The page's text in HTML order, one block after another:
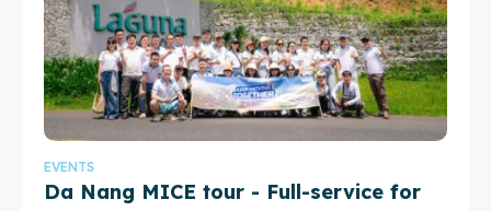
EVENTS
Da Nang MICE tour - Full-service for